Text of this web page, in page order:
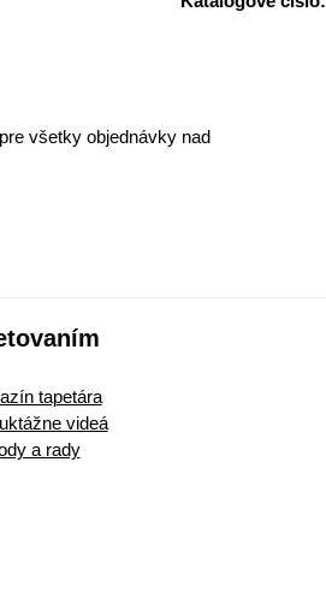
pre všetky objednávky nad
tapetára
videá
a rady